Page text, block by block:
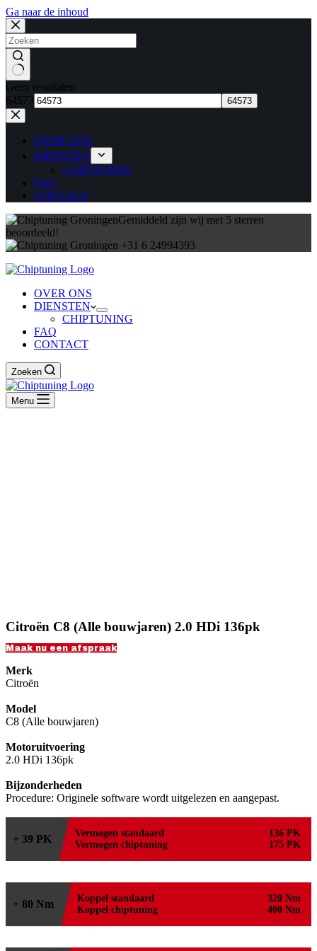
Ga naar de inhoud
Geen resultaten
64573
OVER ONS
DIENSTEN
CHIPTUNING
FAQ
CONTACT
Gemiddeld zijn wij met 5 sterren
beoordeeld!
+31 6 24994393
OVER ONS
DIENSTEN
CHIPTUNING
FAQ
CONTACT
Zoeken
Menu
Citroën C8 (Alle bouwjaren) 2.0 HDi 136pk
Maak nu een afspraak
Merk
Citroën
Model
C8 (Alle bouwjaren)
Motoruitvoering
2.0 HDi 136pk
Bijzonderheden
Procedure: Originele software wordt uitgelezen en aangepast.
+ 39 PK Vermogen standaard
136 PK
Vermogen chiptuning
175 PK
+ 80 Nm Koppel standaard
320 Nm
Koppel chiptuning
400 Nm